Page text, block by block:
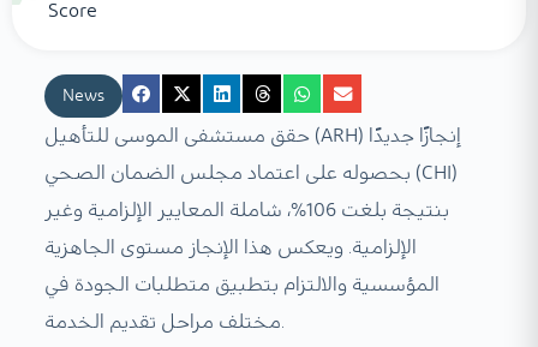
Score
News
حقق مستشفى الموسى للتأهيل (ARH) إنجازًا جديدًا
بحصوله على اعتماد مجلس الضمان الصحي (CHI)
بنتيجة بلغت 106%، شاملة المعايير الإلزامية وغير
الإلزامية. ويعكس هذا الإنجاز مستوى الجاهزية
المؤسسية والالتزام بتطبيق متطلبات الجودة في
مختلف مراحل تقديم الخدمة.